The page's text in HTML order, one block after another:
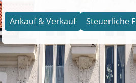
Ankauf & Verkauf Steuerliche